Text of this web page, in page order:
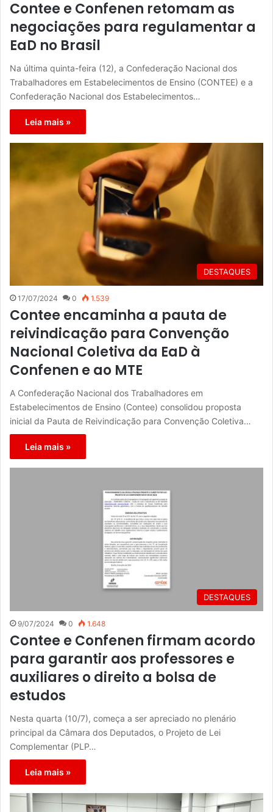
Contee e Confenen retomam as
negociações para regulamentar a
EaD no Brasil
Na última quinta-feira (12), a Confederação Nacional dos
Trabalhadores em Estabelecimentos de Ensino (CONTEE) e a
Confederação Nacional dos Estabelecimentos…
Leia mais »
DESTAQUES
17/07/2024 0 1.539
Contee encaminha a pauta de
reivindicação para Convenção
Nacional Coletiva da EaD à
Confenen e ao MTE
A Confederação Nacional dos Trabalhadores em
Estabelecimentos de Ensino (Contee) consolidou proposta
inicial da Pauta de Reivindicação para Convenção Coletiva…
Leia mais »
DESTAQUES
9/07/2024 0 1.648
Contee e Confenen firmam acordo
para garantir aos professores e
auxiliares o direito a bolsa de
estudos
Nesta quarta (10/7), começa a ser apreciado no plenário
principal da Câmara dos Deputados, o Projeto de Lei
Complementar (PLP…
Leia mais »